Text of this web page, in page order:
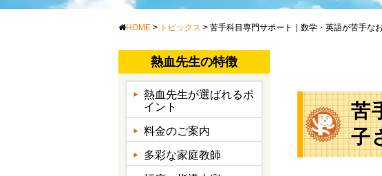
HOME > トピックス > 苦手科目専門サポート｜数学・英語が苦手な
苦
子
熱血先生の特徴
熱血先生が選ばれるポ
イント
料金のご案内
多彩な家庭教師